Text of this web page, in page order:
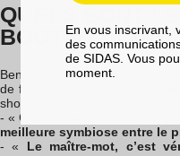
QUELS SONT
BOOTFITTING/
Benjamin Couton, le
de façon très exhaustive et
shoefitting:
- « Globalement, le bootfitting /
meilleure symbiose entre le
- « Le maître-mot, c’est
En vous inscrivant,
des
de SIDAS. Vous
moment.